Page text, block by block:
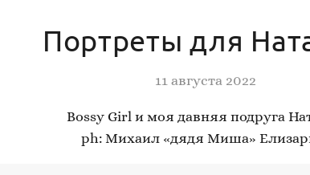
Портреты для
11 августа 2022
Bossy Girl и моя давняя подруга
ph: Михаил «дядя Миша»